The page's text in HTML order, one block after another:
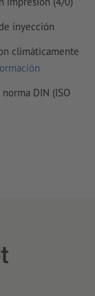
inyección
climáticamente
DIN (ISO